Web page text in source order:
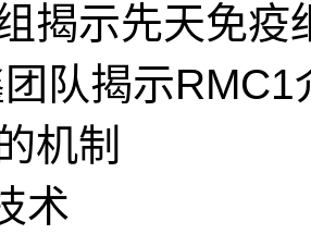
揭示先天免疫
队揭示
机制
术